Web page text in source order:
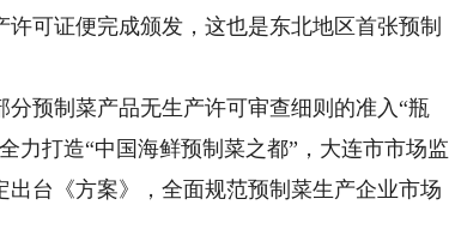
可证便完成颁发，这也是东北地区首张预制
预制菜产品无生产许可审查细则的准入“瓶
力打造“中国海鲜预制菜之都”，大连市市场监
台《方案》，全面规范预制菜生产企业市场